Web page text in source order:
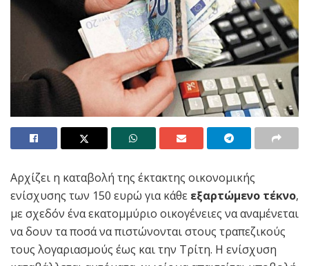
Αρχίζει η καταβολή της έκτακτης οικονομικής
ενίσχυσης των 150 ευρώ για κάθε εξαρτώμενο τέκνο,
με σχεδόν ένα εκατομμύριο οικογένειες να αναμένεται
να δουν τα ποσά να πιστώνονται στους τραπεζικούς
τους λογαριασμούς έως και την Τρίτη. Η ενίσχυση